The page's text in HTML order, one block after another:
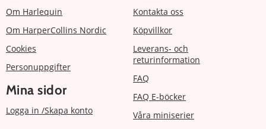
Om Harlequin
Om HarperCollins Nordic
Cookies
Personuppgifter
Mina sidor
Logga in /Skapa konto
Kontakta oss
Köpvillkor
Leverans- och
returinformation
FAQ
FAQ E-böcker
Våra miniserier